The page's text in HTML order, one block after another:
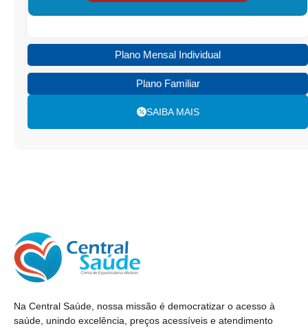
Plano Mensal Individual
Plano Familiar
SAIBA MAIS
Na Central Saúde, nossa missão é democratizar o acesso à
saúde, unindo excelência, preços acessíveis e atendimento